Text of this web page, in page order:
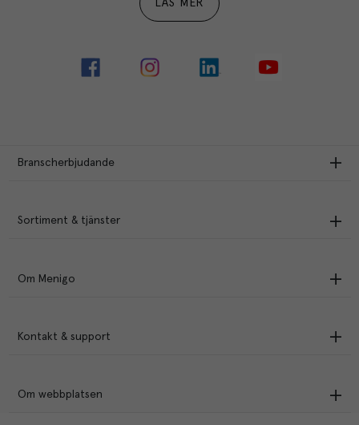
LÄS MER
Branscherbjudande
Sortiment & tjänster
Om Menigo
Kontakt & support
Om webbplatsen